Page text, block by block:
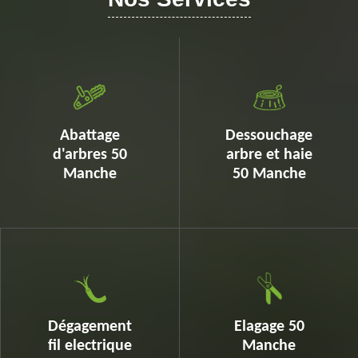
Abattage
d'arbres 50
Manche
Dessouchage
arbre et haie
50 Manche
Dégagement
fil electrique
Elagage 50
Manche